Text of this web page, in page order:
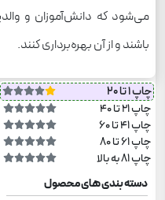
می‌شود که دانش‌آموزان و
باشند و از آن بهره‌برداری کنند.
چاپ 1 تا 20
چاپ 21 تا 40
چاپ 41 تا 60
چاپ 61 تا 80
چاپ 81 به بالا
دسته بندی های محصول